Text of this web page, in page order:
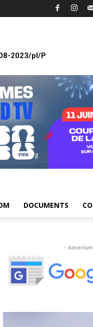
2023/pl/P
DOCUMENTS
-